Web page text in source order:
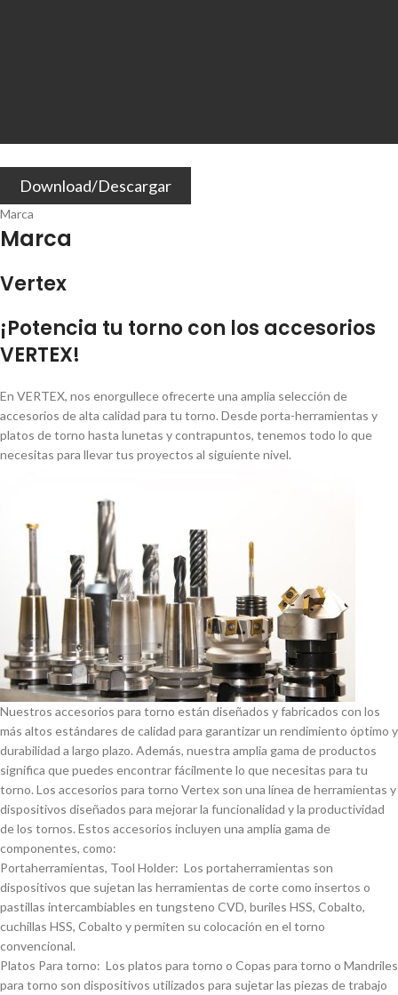
Download/Descargar
Marca
Marca
Vertex
¡Potencia tu torno con los accesorios
VERTEX!
En VERTEX, nos enorgullece ofrecerte una amplia selección de
accesorios de alta calidad para tu torno. Desde porta-herramientas y
platos de torno hasta lunetas y contrapuntos, tenemos todo lo que
necesitas para llevar tus proyectos al siguiente nivel.
Nuestros accesorios para torno están diseñados y fabricados con los
más altos estándares de calidad para garantizar un rendimiento óptimo y
durabilidad a largo plazo. Además, nuestra amplia gama de productos
significa que puedes encontrar fácilmente lo que necesitas para tu
torno. Los accesorios para torno Vertex son una lí­nea de herramientas y
dispositivos diseñados para mejorar la funcionalidad y la productividad
de los tornos. Estos accesorios incluyen una amplia gama de
componentes, como:
Portaherramientas, Tool Holder: Los portaherramientas son
dispositivos que sujetan las herramientas de corte como insertos o
pastillas intercambiables en tungsteno CVD, buriles HSS, Cobalto,
cuchillas HSS, Cobalto y permiten su colocación en el torno
convencional.
Platos Para torno: Los platos para torno o Copas para torno o Mandriles
para torno son dispositivos utilizados para sujetar las piezas de trabajo